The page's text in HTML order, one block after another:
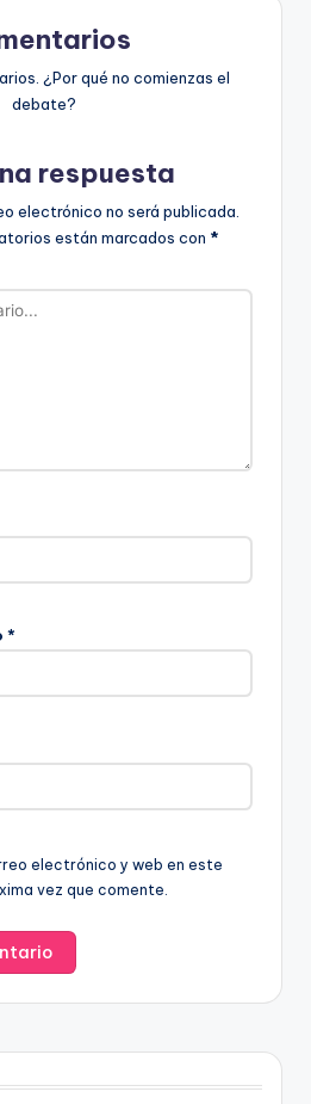
¿Por qué no comienzas el
debate?
respuesta
electrónico no será publicada.
están marcados con *
*
electrónico y web en este
vez que comente.